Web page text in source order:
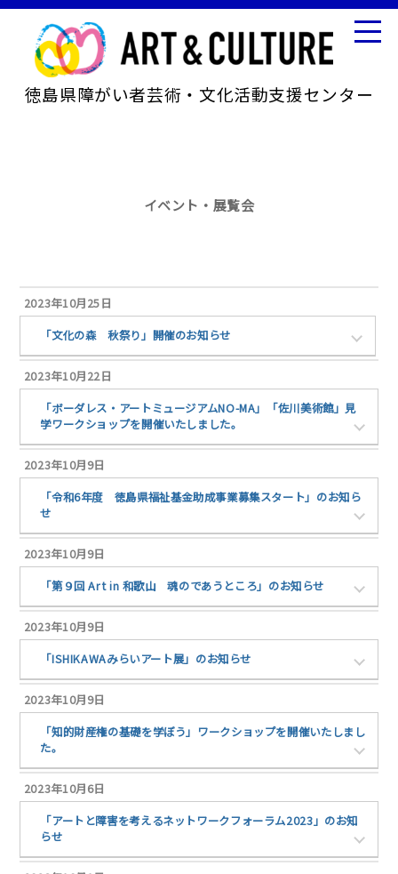
徳島県障がい者芸術・文化活動支援センター
イベント・展覧会
2023年10月25日
「文化の森 秋祭り」開催のお知らせ
2023年10月22日
「ボーダレス・アートミュージアムNO-MA」「佐川美術館」見
学ワークショップを開催いたしました。
2023年10月9日
「令和6年度 徳島県福祉基金助成事業募集スタート」のお知ら
せ
2023年10月9日
「第９回 Art in 和歌山 魂のであうところ」のお知らせ
2023年10月9日
「ISHIKAWAみらいアート展」のお知らせ
2023年10月9日
「知的財産権の基礎を学ぼう」ワークショップを開催いたしまし
た。
2023年10月6日
「アートと障害を考えるネットワークフォーラム2023」のお知
らせ